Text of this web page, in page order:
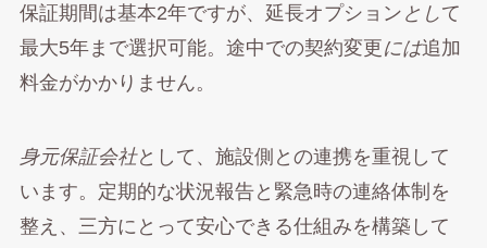
保証期間は基本2年ですが、延長オプション として
最大5年まで選択可能。途中での契約変更には追加
料金がかかりません。
身元保証会社として、施設側との連携を重視して
います。定期的な状況報告と緊急時の連絡体制を
整え、三方にとって安心できる仕組みを構築して